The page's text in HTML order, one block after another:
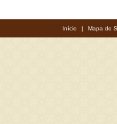
Início | Mapa do